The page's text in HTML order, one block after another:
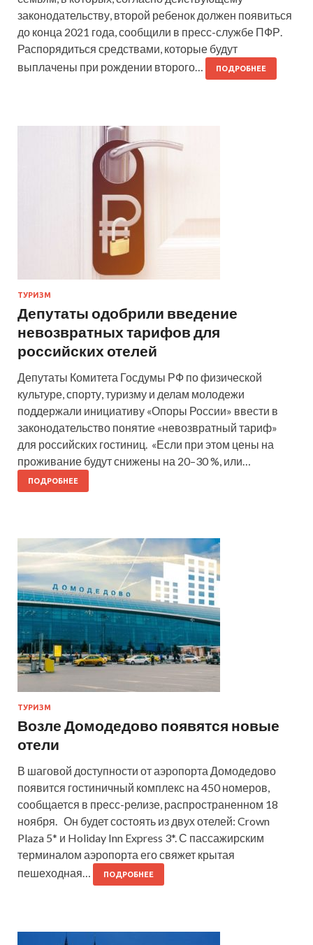
законодательству, второй ребенок должен появиться
до конца 2021 года, сообщили в пресс-службе ПФР.
Распорядиться средствами, которые будут
выплачены при рождении второго…
ПОДРОБНЕЕ
ТУРИЗМ
Депутаты одобрили введение
невозвратных тарифов для
российских отелей
Депутаты Комитета Госдумы РФ по физической
культуре, спорту, туризму и делам молодежи
поддержали инициативу «Опоры России» ввести в
законодательство понятие «невозвратный тариф»
для российских гостиниц. «Если при этом цены на
проживание будут снижены на 20–30 %, или…
ПОДРОБНЕЕ
ТУРИЗМ
Возле Домодедово появятся новые
отели
В шаговой доступности от аэропорта Домодедово
появится гостиничный комплекс на 450 номеров,
сообщается в пресс-релизе, распространенном 18
ноября. Он будет состоять из двух отелей: Crown
Plaza 5* и Holiday Inn Express 3*. С пассажирским
терминалом аэропорта его свяжет крытая
пешеходная…
ПОДРОБНЕЕ